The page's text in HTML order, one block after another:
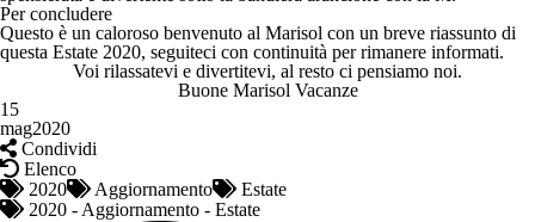
Per concludere
Questo è un caloroso benvenuto al Marisol con un breve riassunto di
questa Estate 2020, seguiteci con continuità per rimanere informati.
Voi rilassatevi e divertitevi, al resto ci pensiamo noi.
Buone Marisol Vacanze
15
mag2020
Condividi
Elenco
2020
Aggiornamento
Estate
2020 - Aggiornamento - Estate